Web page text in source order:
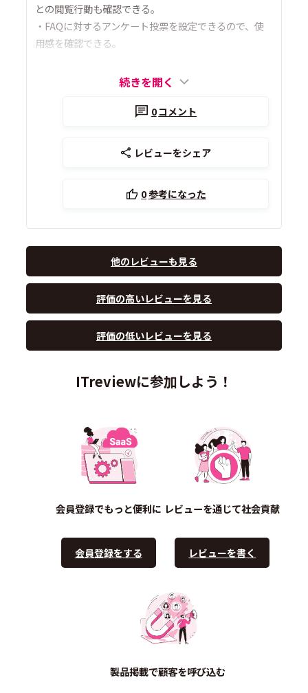
との閲覧行動も確認できる。
・FAQに対するアンケート投票を設定できるので、使
用感を確認できる。
続きを開く
0コメント
レビューをシェア
0参考になった
他のレビューも見る
評価の高いレビューを見る
評価の低いレビューを見る
ITreviewに参加しよう！
会員登録でもっと便利に
会員登録をする
レビューを通じて社会貢献
レビューを書く
製品掲載で顧客を呼び込む